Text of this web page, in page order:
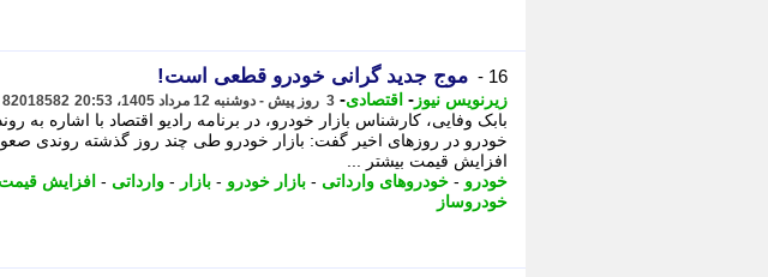
16 - موج جدید گرانی خودرو قطعی است!
زیرنویس نیوز - اقتصادی- 3 روز پیش - دوشنبه 12 مرداد 1405، 20:53 82018582
بابک وفایی، کارشناس بازار خودرو، در برنامه رادیو اقتصاد با اشاره به
خودرو در روزهای اخیر گفت: بازار خودرو طی چند روز گذشته روندی
افزایش قیمت بیشتر ...
خودرو - خودروهای وارداتی - بازار خودرو - بازار - وارداتی - افزایش قیمت
خودروساز